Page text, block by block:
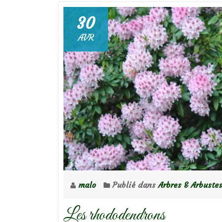
30
AVR
malo Publié dansArbres & Arbustes
Les rhododendrons